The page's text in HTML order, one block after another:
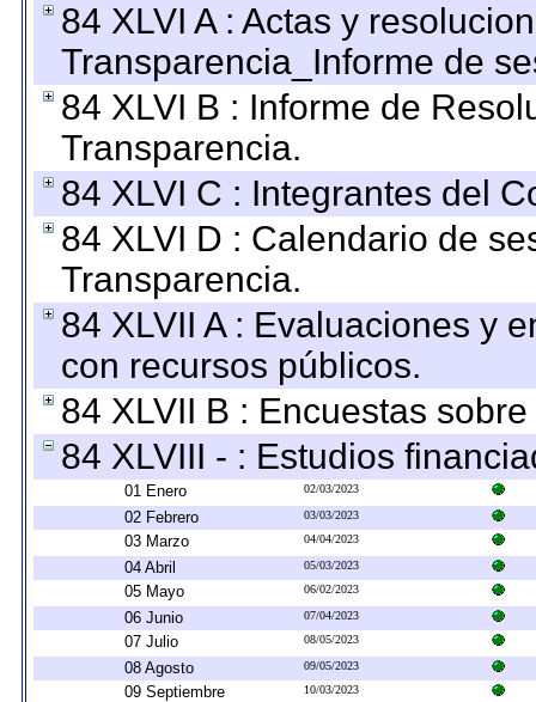
84 XLVI A : Actas y
Transparencia_Informe de
84 XLVI B : Informe de
Transparencia.
84 XLVI C : Integrantes del
84 XLVI D : Calendario de
Transparencia.
84 XLVII A : Evaluaciones y
con recursos públicos.
84 XLVII B : Encuestas
84 XLVIII - : Estudios
01 Enero 02/03/2023
02 Febrero 03/03/2023
03 Marzo 04/04/2023
04 Abril 05/03/2023
05 Mayo 06/02/2023
06 Junio 07/04/2023
07 Julio 08/05/2023
08 Agosto 09/05/2023
09 Septiembre 10/03/2023